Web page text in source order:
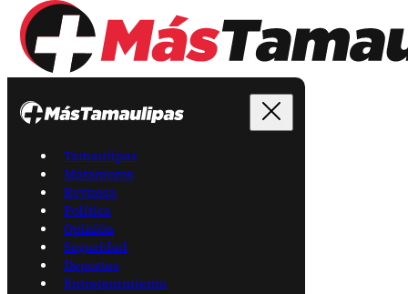
Tamaulipas
Matamoros
Reynosa
Política
Opinión
Seguridad
Deportes
Entretenimiento